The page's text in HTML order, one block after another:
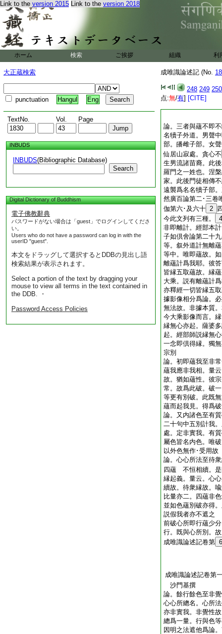
Link to the version 2015 Link to the version 2018
ホーム 検索 ご挨拶 組織 利
大正蔵検索
punctuation Hangul Eng
TextNo. Vol. Page
INBUDS
INBUDS(Bibliographic Database)
Search
Digital Dictionary of Buddhism
電子佛教辭典
パスワードがない場合は「guest」でログインしてくださ
い。
Users who do not have a password can log in with the
userID "guest".
本文をドラッグして選択するとDDBの見出し語
検索結果が表示されます。
Select a portion of the text by dragging your
mouse to view all terms in the text contained in
the DDB. ・
Password Access Policies
成唯識論述記 (No.
248 249 250
点:無/有] [CITE]
論。三者與蘊不即
名犢子外道。男聲
部。皤雌子部。女
仙居山寂處。貪心不
生男流諸苗裔。此
羅門之一姓也。涅
家。此後門徒相傳
遠襲爲名名犢子部
然廣百論第二･三卷
伽第六･及六十 2
今此文列有三種。
4
非即離計。經部本
子如倶舍論第二十
等。叙外道計無離
等中。唯即蘊故。
離蘊計爲我耶。彼
皆縁五取蘊故。縁
大乘。説有離蘊計
亦釋經一切皆縁五
據影像相分爲論。
無法故。非據本質
今大乘影像而言。
縁無心亦起。薩婆
起。經部師説縁無
一念即倶得縁。獨
宗別
論。初即蘊我至非
蘊我應非我相。量
故。猶如蘊性。彼
常。故爲此破。破
等更有別破。此既
蘊而起我見。得爲
論。又内諸色至有
二十句中五別計我
處。定非實我。有
屬色皆名内色。唯
以外色無作･受用
論。心心所法至待
四蘊 不恒相續。是
縁起義。量云。心
續故。待衆縁故。
比量亦二。四蘊非
並如色蘊別破亦得
説假我者亦不遮之
前破心所即行蘊少
行。既與心所別。
成唯識論述記卷第 6
成唯識論述記卷第
沙門基撰
論。餘行餘色至非
心心所總名。心所
亦非實我。非覺性
總爲一量。行與色
因明之法遮他爲論